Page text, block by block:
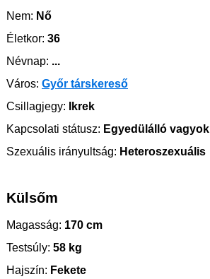
Nem: Nő
Életkor: 36
Névnap: ...
Város: Győr társkereső
Csillagjegy: Ikrek
Kapcsolati státusz: Egyedülálló vagyok
Szexuális irányultság: Heteroszexuális
Külsőm
Magasság: 170 cm
Testsúly: 58 kg
Hajszín: Fekete